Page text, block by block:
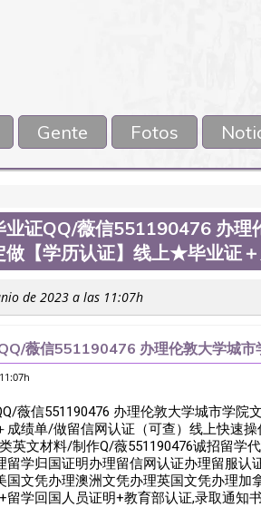
Gente Fotos
业证QQ/薇信551190476 办理
【学历认证】线上★毕业证
de 2023 a las 11:07h
薇信551190476 办理伦敦大学城市
线上★毕业证＋成绩单/做留信网认证（
薇信551190476 办理伦敦大学城市学院
绩单/做留信网认证（可查）线上快速
文材料/制作Q/薇551190476诚招留学
学归国证明办理留信网认证办理留服认
文凭办理澳洲文凭办理英国文凭办理加
留学回国人员证明+教育部认证,录取通知